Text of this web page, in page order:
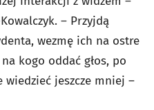
– Przyjdą
wezmę ich na ostre
kogo oddać głos, po
jeszcze mniej –